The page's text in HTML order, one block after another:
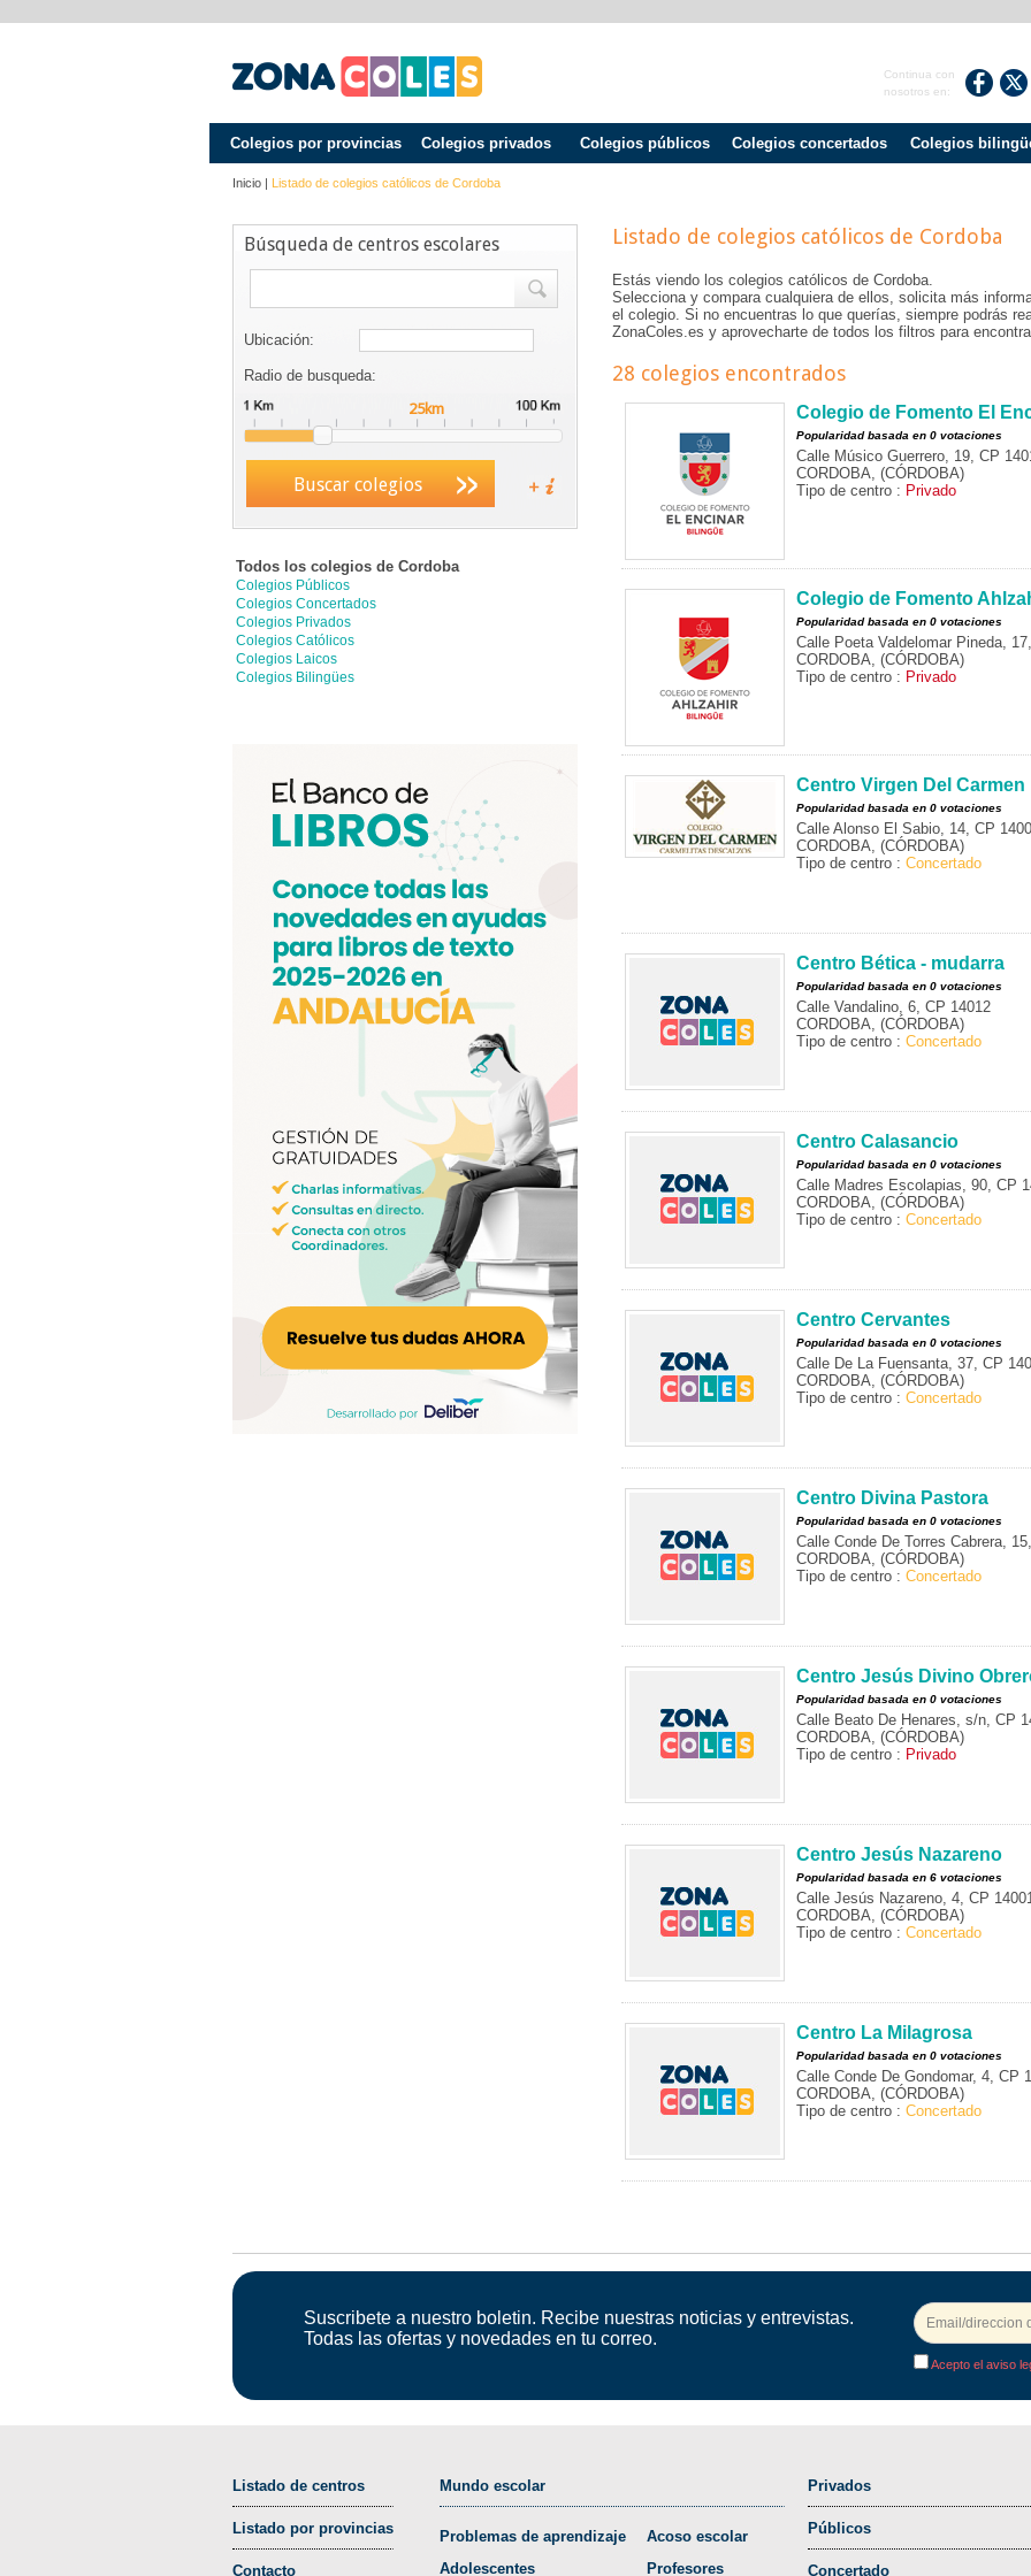
Continua con
nosotros en:
Colegios por provincias Colegios privados Colegios públicos Colegios concertados Colegios
Inicio | Listado de colegios católicos de Cordoba
Búsqueda de centros escolares
Ubicación:
Radio de busqueda:
Buscar colegios
Todos los colegios de Cordoba
Colegios Públicos
Colegios Concertados
Colegios Privados
Colegios Católicos
Colegios Laicos
Colegios Bilingües
Listado de colegios católicos de Cordoba
Estás viendo los colegios católicos de Cordoba.
Selecciona y compara cualquiera de ellos, solicita más
el colegio. Si no encuentras lo que querías, siempre podrás
ZonaColes.es y aprovecharte de todos los filtros para
28 colegios encontrados
Colegio de Fomento El
Popularidad basada en 0 votaciones
Calle Músico Guerrero, 19, CP
CORDOBA, (CÓRDOBA)
Tipo de centro : Privado
Colegio de Fomento
Popularidad basada en 0 votaciones
Calle Poeta Valdelomar Pineda,
CORDOBA, (CÓRDOBA)
Tipo de centro : Privado
Centro Virgen Del Carmen
Popularidad basada en 0 votaciones
Calle Alonso El Sabio, 14, CP
CORDOBA, (CÓRDOBA)
Tipo de centro : Concertado
Centro Bética - mudarra
Popularidad basada en 0 votaciones
Calle Vandalino, 6, CP 14012
CORDOBA, (CÓRDOBA)
Tipo de centro : Concertado
Centro Calasancio
Popularidad basada en 0 votaciones
Calle Madres Escolapias, 90, CP
CORDOBA, (CÓRDOBA)
Tipo de centro : Concertado
Centro Cervantes
Popularidad basada en 0 votaciones
Calle De La Fuensanta, 37, CP
CORDOBA, (CÓRDOBA)
Tipo de centro : Concertado
Centro Divina Pastora
Popularidad basada en 0 votaciones
Calle Conde De Torres Cabrera,
CORDOBA, (CÓRDOBA)
Tipo de centro : Concertado
Centro Jesús Divino
Popularidad basada en 0 votaciones
Calle Beato De Henares, s/n, CP
CORDOBA, (CÓRDOBA)
Tipo de centro : Privado
Centro Jesús Nazareno
Popularidad basada en 6 votaciones
Calle Jesús Nazareno, 4, CP
CORDOBA, (CÓRDOBA)
Tipo de centro : Concertado
Centro La Milagrosa
Popularidad basada en 0 votaciones
Calle Conde De Gondomar, 4, CP
CORDOBA, (CÓRDOBA)
Tipo de centro : Concertado
Suscribete a nuestro boletin. Recibe nuestras noticias y entrevistas.
Todas las ofertas y novedades en tu correo.
Acepto el aviso
Listado de centros
Listado por provincias
Contacto
Mundo escolar
Problemas de aprendizaje
Adolescentes
Acoso escolar
Profesores
Privados
Públicos
Concertado